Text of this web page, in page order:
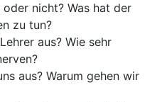
nicht? Was hat der
zu tun?
aus? Wie sehr
aus? Warum gehen wir